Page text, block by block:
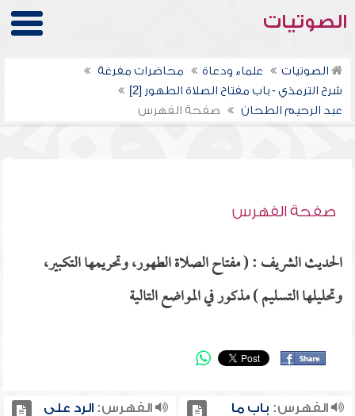
الصوتيات
الصوتيات علماء ودعاة
محاضرات مفرغة
شرح الترمذي - باب مفتاح الصلاة الطهور [2]
عبد الرحيم الطحان
صفحة الفهرس
صفحة الفهرس
الحديث الشريف : ( مفتاح الصلاة الطهور، وتحريمها التكبير،
وتحليلها التسليم ) مذكور في المواضع التالية
الفهرس: باب ما
الفهرس:الرد على